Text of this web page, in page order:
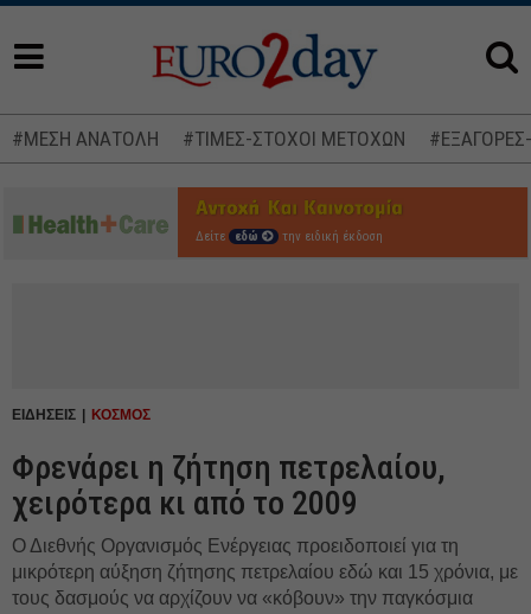
#ΜΕΣΗ ΑΝΑΤΟΛΗ #ΤΙΜΕΣ-ΣΤΟΧΟΙ ΜΕΤΟΧΩΝ
Δείτε εδώ την ειδική έκδοση
ΕΙΔΗΣΕΙΣ ΚΟΣΜΟΣ
Φρενάρει η ζήτηση πετρελαίου,
χειρότερα κι από το 2009
Ο Διεθνής Οργανισμός Ενέργειας προειδοποιεί για τη
μικρότερη αύξηση ζήτησης πετρελαίου εδώ και 15 χρόνια, με
τους δασμούς να αρχίζουν να «κόβουν» την παγκόσμια